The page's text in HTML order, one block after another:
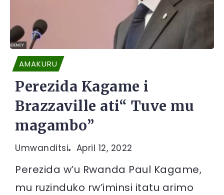
AMAKURU
Perezida Kagame i
Brazzaville ati“ Tuve mu
magambo”
Umwanditsi April 12, 2022
Perezida w’u Rwanda Paul Kagame,
mu ruzinduko rw’iminsi itatu arimo